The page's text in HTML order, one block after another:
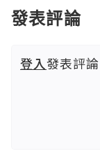
發表評論
登入發表評論